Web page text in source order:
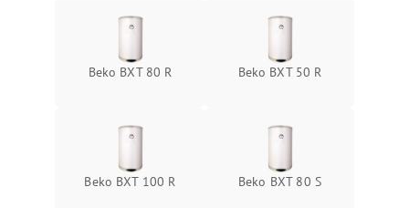
Beko BXT 80 R Beko BXT 50 R
Beko BXT 100 R Beko BXT 80 S